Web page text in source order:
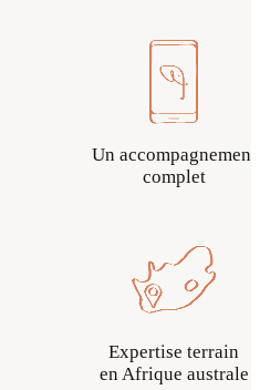
Un accompagnement
complet
Expertise terrain
en Afrique australe